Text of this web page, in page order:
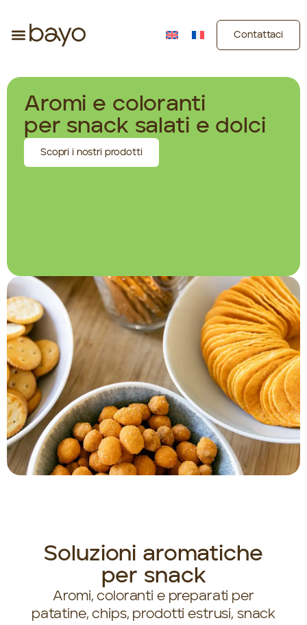
Contattaci
Aromi e coloranti
per snack salati e dolci
Scopri i nostri prodotti
Soluzioni aromatiche
per snack
Aromi, coloranti e preparati per
patatine, chips, prodotti estrusi, snack